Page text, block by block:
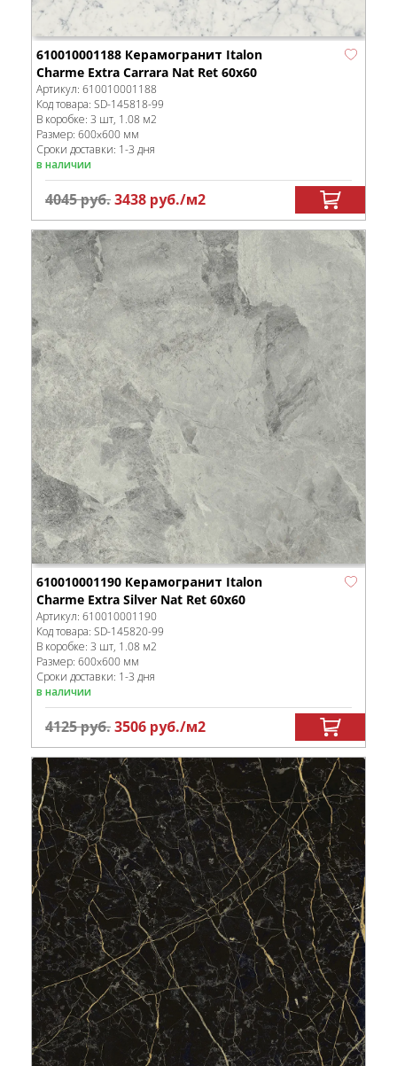
610010001188 Керамогранит Italon
Charme Extra Carrara Nat Ret 60x60
Артикул: 610010001188
Код товара: SD-145818-99
В коробке: 3 шт, 1.08 м2
Размер: 600x600 мм
Сроки доставки: 1-3 дня
в наличии
4045руб.3438 руб./м2
610010001190 Керамогранит Italon
Charme Extra Silver Nat Ret 60x60
Артикул: 610010001190
Код товара: SD-145820-99
В коробке: 3 шт, 1.08 м2
Размер: 600x600 мм
Сроки доставки: 1-3 дня
в наличии
4125руб.3506 руб./м2